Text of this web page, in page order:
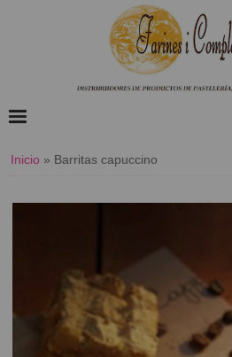
Inicio » Barritas capuccino